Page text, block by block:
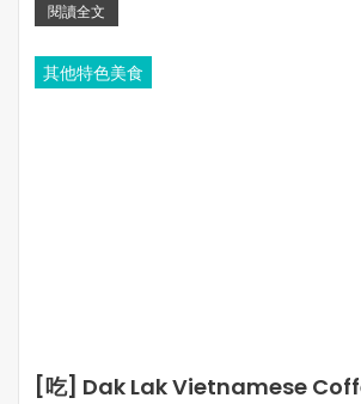
閱讀全文
其他特色美食
[吃] Dak Lak Vietnamese